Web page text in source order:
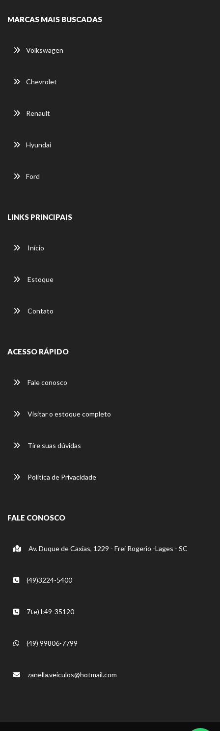
MARCAS MAIS BUSCADAS
Volkswagen
Chevrolet
Renault
Hyundai
Ford
LINKS PRINCIPAIS
Início
Estoque
Contato
ACESSO RÁPIDO
Fale conosco
Visitar o estoque completo
Tire suas dúvidas
Política de Privacidade
FALE CONOSCO
Av. Duque de Caxias, 1229 - Frei Rogerio -Lages - SC
(49)3224-5400
7te) l:49-35120
(49) 99806-7799
zanella.veiculos@hotmail.com